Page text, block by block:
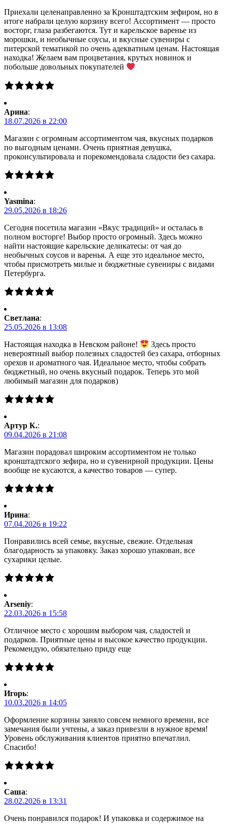
Приехали целенаправленно за Кронштадтским зефиром, но в
итоге набрали целую корзину всего! Ассортимент — просто
восторг, глаза разбегаются. Тут и карельское варенье из
морошки, и необычные соусы, и вкусные сувениры с
питерской тематикой по очень адекватным ценам. Настоящая
находка! Желаем вам процветания, крутых новинок и
побольше довольных покупателей
Арина:
18.07.2026 в 22:00
Магазин с огромным ассортиментом чая, вкусных подарков
по выгодным ценами. Очень приятная девушка,
проконсультировала и порекомендовала сладости без сахара.
Yasmina:
29.05.2026 в 18:26
Сегодня посетила магазин «Вкус традиций» и осталась в
полном восторге! Выбор просто огромный. Здесь можно
найти настоящие карельские деликатесы: от чая до
необычных соусов и варенья. А еще это идеальное место,
чтобы присмотреть милые и бюджетные сувениры с видами
Петербурга.
Светлана:
25.05.2026 в 13:08
Настоящая находка в Невском районе!
Здесь просто
невероятный выбор полезных сладостей без сахара, отборных
орехов и ароматного чая. Идеальное место, чтобы собрать
бюджетный, но очень вкусный подарок. Теперь это мой
любимый магазин для подарков)
Артур К.:
09.04.2026 в 21:08
Магазин порадовал широким ассортиментом не только
кронштадтского зефира, но и сувенирной продукции. Цены
вообще не кусаются, а качество товаров — супер.
Ирина:
07.04.2026 в 19:22
Понравились всей семье, вкусные, свежие. Отдельная
благодарность за упаковку. Заказ хорошо упакован, все
сухарики целые.
Arseniy:
22.03.2026 в 15:58
Отличное место с хорошим выбором чая, сладостей и
подарков. Приятные цены и высокое качество продукции.
Рекомендую, обязательно приду еще
Игорь:
10.03.2026 в 14:05
Оформление корзины заняло совсем немного времени, все
замечания были учтены, а заказ привезли в нужное время!
Уровень обслуживания клиентов приятно впечатлил.
Спасибо!
Саша:
28.02.2026 в 13:31
Очень понравился подарок! И упаковка и содержимое на